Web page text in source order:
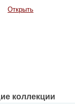
Открыть
коллекции